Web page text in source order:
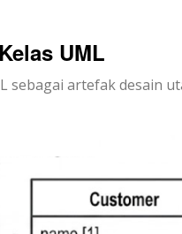
UML
artefak desain